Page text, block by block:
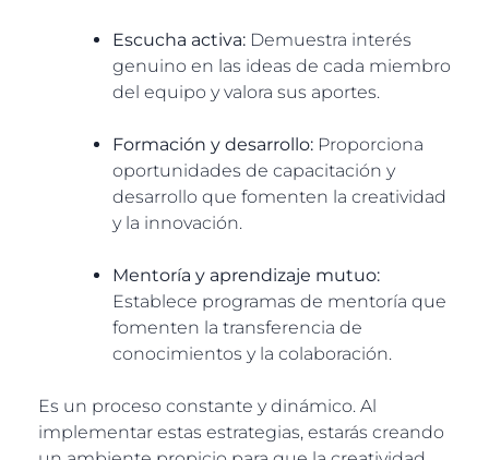
Escucha activa: Demuestra interés
genuino en las ideas de cada miembro
del equipo y valora sus aportes.
Formación y desarrollo: Proporciona
oportunidades de capacitación y
desarrollo que fomenten la creatividad
y la innovación.
Mentoría y aprendizaje mutuo:
Establece programas de mentoría que
fomenten la transferencia de
conocimientos y la colaboración.
Es un proceso constante y dinámico. Al
implementar estas estrategias, estarás creando